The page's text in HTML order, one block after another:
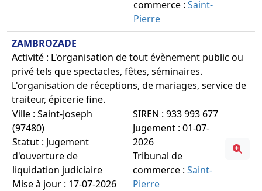
commerce :Saint-
Pierre
ZAMBROZADE
Activité : L'organisation de tout évènement public ou
privé tels que spectacles, fêtes, séminaires.
L'organisation de réceptions, de mariages, service de
traiteur, épicerie fine.
Ville : Saint-Joseph
(97480)
Statut : Jugement
d'ouverture de
liquidation judiciaire
Mise à jour : 17-07-2026
SIREN : 933 993 677
Jugement : 01-07-
2026
Tribunal de
commerce :Saint-
Pierre